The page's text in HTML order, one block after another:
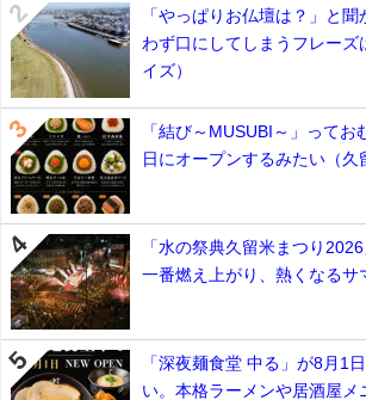
「やっぱりお仏壇は？」と
わず口にしてしまうフレーズ
イズ）
「結び～MUSUBI～」って
日にオープンするみたい（久
「水の祭典久留米まつり
一番燃え上がり、熱くなるサ
「深夜麺食堂 中る」が8月1
い。本格ラーメンや居酒屋メ